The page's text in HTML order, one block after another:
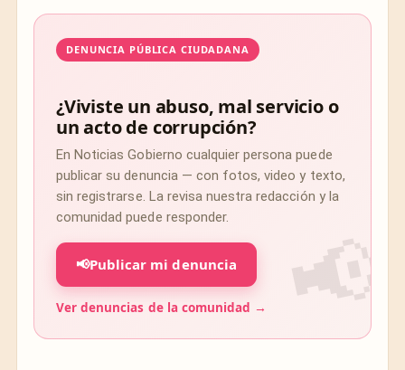
DENUNCIA PÚBLICA CIUDADANA
¿Viviste un abuso, mal servicio o
un acto de corrupción?
En Noticias Gobierno cualquier persona puede
publicar su denuncia — con fotos, video y texto,
sin registrarse. La revisa nuestra redacción y la
comunidad puede responder.
📢Publicar mi denuncia
Ver denuncias de la comunidad →